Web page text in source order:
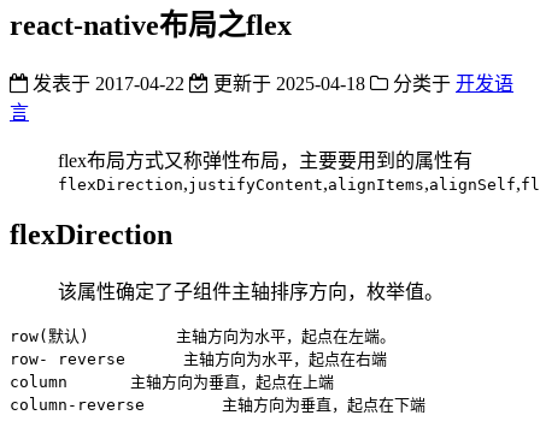
react-native布局之flex
发表于 2017-04-22 更新于 2025-04-18 分类于 开发语
言
flex布局方式又称弹性布局，主要要用到的属性有
flexDirection,justifyContent,alignItems,alignSelf,
flexDirection
该属性确定了子组件主轴排序方向，枚举值。
row(默认)         主轴方向为水平，起点在左端。
row- reverse      主轴方向为水平，起点在右端
column　　　　主轴方向为垂直，起点在上端